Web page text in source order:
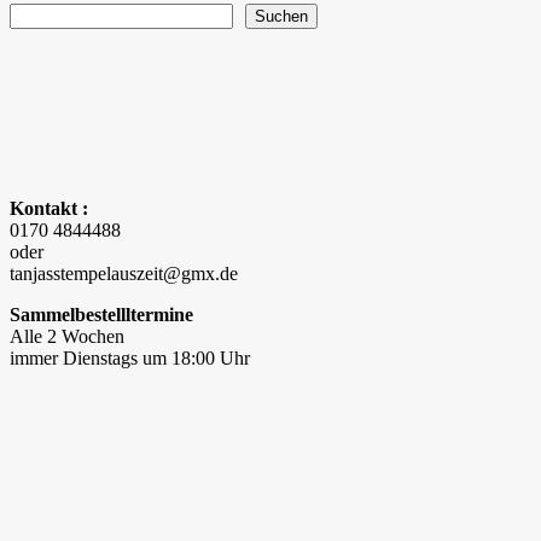
Suchen
Kontakt :
0170 4844488
oder
tanjasstempelauszeit@gmx.de
Sammelbestellltermine
Alle 2 Wochen
immer Dienstags um 18:00 Uhr